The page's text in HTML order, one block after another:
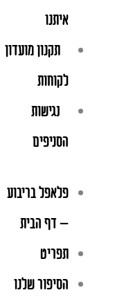
איתנו
תקנון מועדון
לקוחות
נגישות
הסניפים
פלאפל בריבוע
– דף הבית
תפריט
הסיפור שלנו